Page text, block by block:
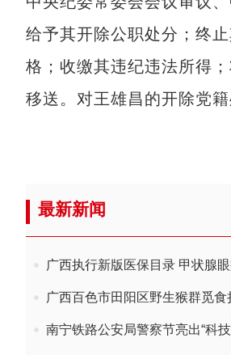
给予其开除公职处分；终
格；收缴其违纪违法所得
移送。对王雄昌的开除党
最新新闻
广西执行新版医保目录 甲状腺
广西百色市田阳区野生猴群觅
南宁铁路公安局警察节亮出“科